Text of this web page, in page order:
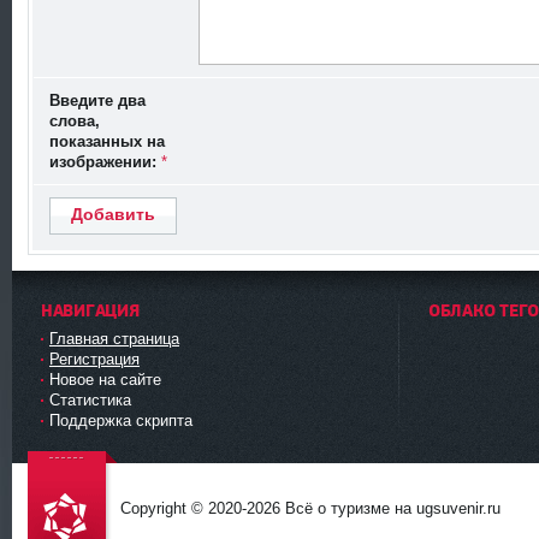
Введите два
слова,
показанных на
изображении: *
Добавить
НАВИГАЦИЯ
Главная страница
Регистрация
Новое на сайте
Статистика
Поддержка скрипта
ОБЛАКО
Copyright © 2020-2026 Всё о туризме на ugsuvenir.ru